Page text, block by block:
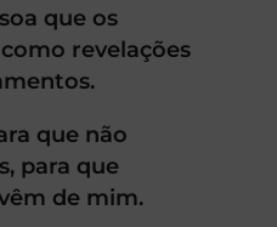
que os
revelações
que não
para que
de mim.